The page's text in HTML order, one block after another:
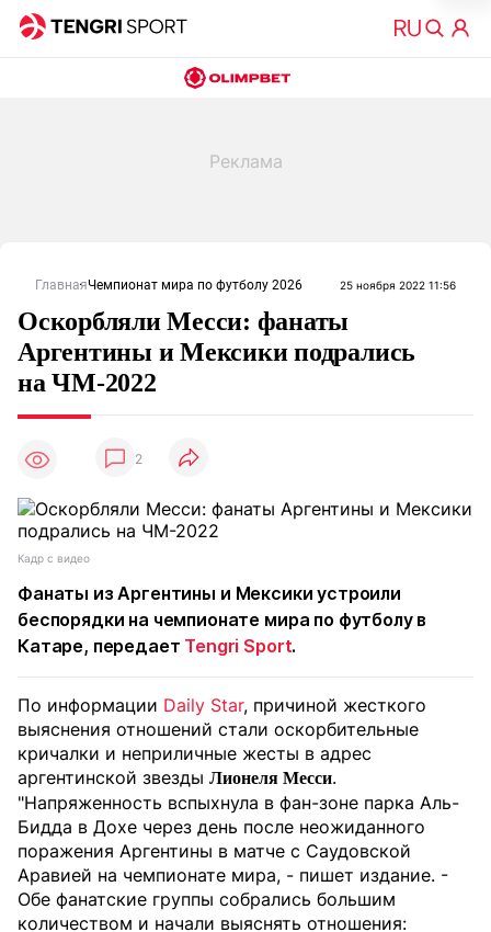
ГлавнаяЧемпионат мира по футболу 2026 25 ноября 2022 11:56
Оскорбляли Месси: фанаты
Аргентины и Мексики подрались
на ЧМ-2022
2
Кадр с видео
Фанаты изАргентины и Мексики устроили
беспорядки на чемпионате мира по футболув
Катаре, передает Tengri Sport.
По информации Daily Star, причиной жесткого
выяснения отношений стали оскорбительные
кричалки и неприличные жесты в адрес
аргентинской звезды Лионеля Месси.
"Напряженность вспыхнула в фан-зоне парка Аль-
Бидда в Дохе через день после неожиданного
поражения Аргентины в матче с Саудовской
Аравией на чемпионате мира, - пишет издание. -
Обе фанатские группы собрались большим
количеством и начали выяснять отношения: